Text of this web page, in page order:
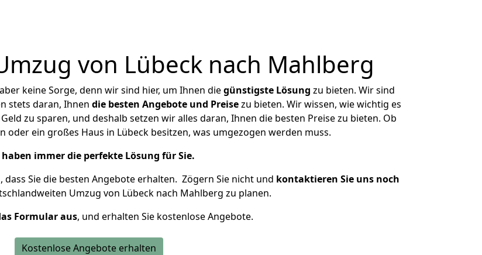
von Lübeck nach Mahlberg
keine Sorge, denn wir sind hier, um Ihnen diegünstigste Lösung zu bieten. Wir sind
stets daran, Ihnen die besten Angebote und Preisezu bieten. Wir wissen, wie wichtig es
zu sparen, und deshalb setzen wir alles daran, Ihnen die besten Preise zu bieten. Ob
oder ein großes Haus in Lübeck besitzen, was umgezogen werden muss.
immer die perfekte Lösung für Sie.
Sie die besten Angebote erhalten. Zögern Sie nicht und kontaktieren Sie uns noch
Umzug von Lübeck nach Mahlberg zu planen.
Formular aus, und erhalten Sie kostenlose Angebote.
Kostenlose Angebote erhalten